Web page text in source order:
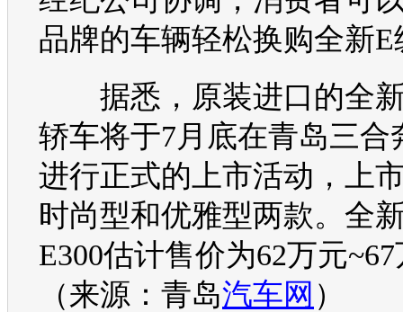
品牌的车辆轻松换购全新E
据悉，原装进口的全
轿车将于7月底在青岛三合
进行正式的上市活动，上
时尚型和优雅型两款。全
E300估计售价为62万元
（来源：青岛汽车网 ）